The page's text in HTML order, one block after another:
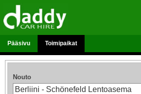
Pääsivu Toimipaikat
Nouto